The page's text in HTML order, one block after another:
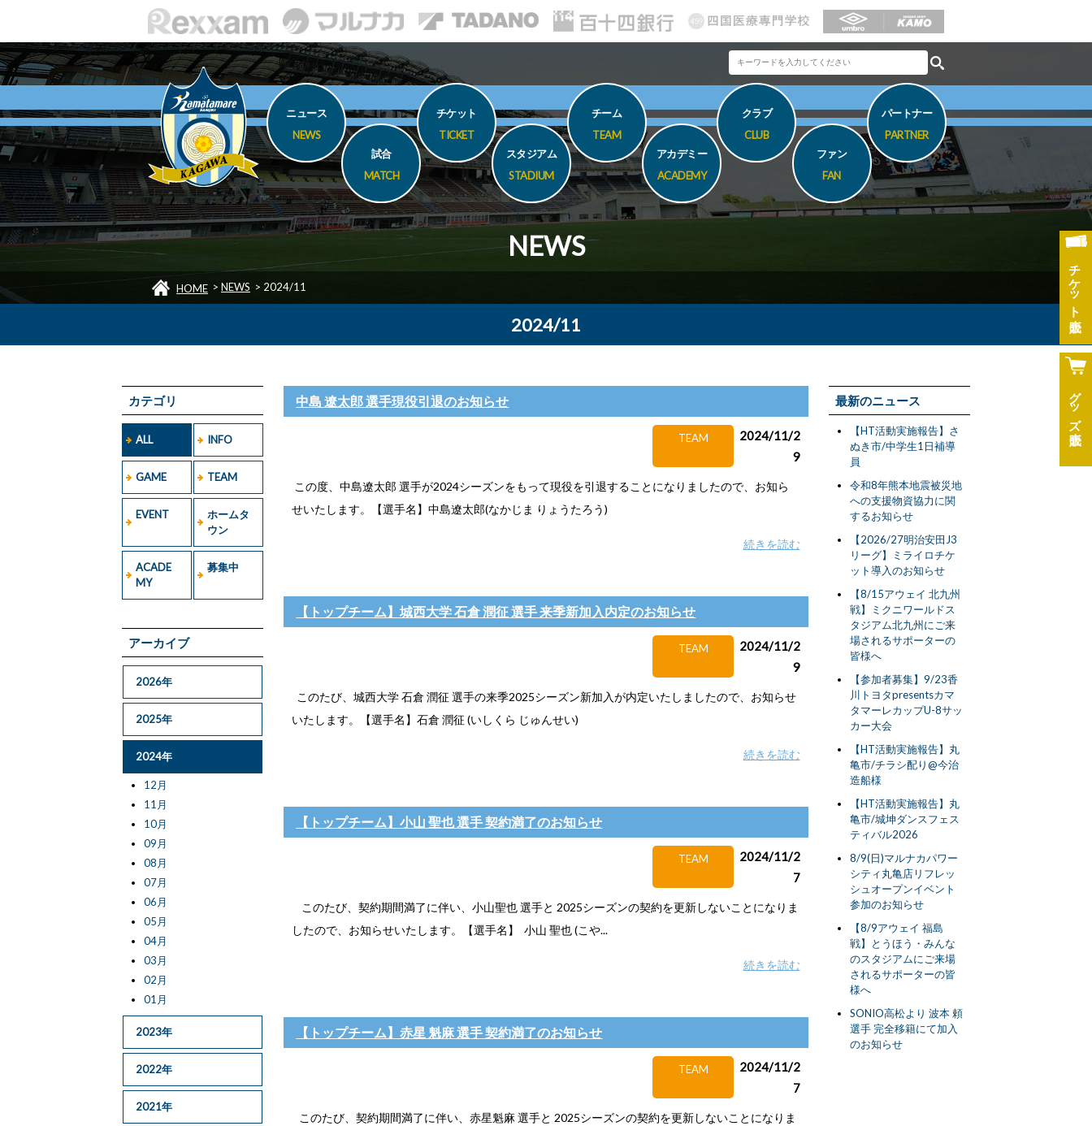
チケット
グッズ
ニュース
NEWS
試合
MATCH
チケット
TICKET
スタジアム
STADIUM
チーム
TEAM
アカデミー
ACADEMY
クラブ
CLUB
ファン
FAN
パートナー
PARTNER
NEWS
HOME > NEWS > 2024/11
2024/11
カテゴリ
ALL INFO
GAME TEAM
EVENT
ホームタ
ウン
ACADE
MY
募集中
アーカイブ
2026年
2025年
2024年
12月
11月
10月
09月
08月
07月
06月
05月
04月
03月
02月
01月
2023年
2022年
2021年
中島 遼太郎 選手現役引退のお知らせ
TEAM
2024/11/2
9
この度、中島遼太郎 選手が2024シーズンをもって現役を引退することになりましたので、お知ら
せいたします。【選手名】中島遼太郎(なかじま りょうたろう)
続きを読む
【トップチーム】城西大学 石倉 潤征 選手 来季新加入内定のお知らせ
TEAM
2024/11/2
9
このたび、城西大学 石倉 潤征 選手の来季2025シーズン新加入が内定いたしましたので、お知らせ
いたします。【選手名】石倉 潤征 (いしくら じゅんせい)
続きを読む
【トップチーム】小山 聖也 選手 契約満了のお知らせ
TEAM
2024/11/2
7
このたび、契約期間満了に伴い、小山聖也 選手と 2025シーズンの契約を更新しないことになりま
したので、お知らせいたします。【選手名】 小山 聖也 (こや...
続きを読む
【トップチーム】赤星 魁麻 選手 契約満了のお知らせ
TEAM
2024/11/2
7
このたび、契約期間満了に伴い、赤星魁麻 選手と 2025シーズンの契約を更新しないことになりま
最新のニュース
【HT活動実施報告】さ
ぬき市/中学生1日補導
員
令和8年熊本地震被災地
への支援物資協力に関
するお知らせ
【2026/27明治安田J3
リーグ】ミライロチケ
ット導入のお知らせ
【8/15アウェイ 北九州
戦】ミクニワールドス
タジアム北九州にご来
場されるサポーターの
皆様へ
【参加者募集】9/23香
川トヨタpresentsカマ
タマーレカップU-8サッ
カー大会
【HT活動実施報告】丸
亀市/チラシ配り@今治
造船様
【HT活動実施報告】丸
亀市/城坤ダンスフェス
ティバル2026
8/9(日)マルナカパワー
シティ丸亀店リフレッ
シュオープンイベント
参加のお知らせ
【8/9アウェイ 福島
戦】とうほう・みんな
のスタジアムにご来場
されるサポーターの皆
様へ
SONIO高松より 波本 頼
選手 完全移籍にて加入
のお知らせ